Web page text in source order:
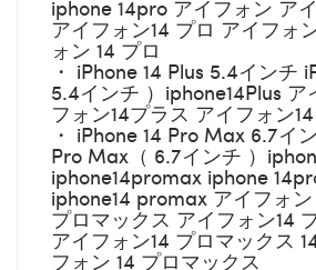
iphone 14pro アイフォン ア
アイフォン14 プロ アイフォ
ォン 14 プロ
・ iPhone 14 Plus 5.4インチ
5.4インチ ）iphone14Plus ア
フォン14プラス アイフォン
・ iPhone 14 Pro Max 6.7イ
Pro Max（ 6.7インチ ）
iphone14promax iphone
iphone14 promax アイフォ
プロマックス アイフォン14
アイフォン14 プロマックス
フォン 14 プロマックス